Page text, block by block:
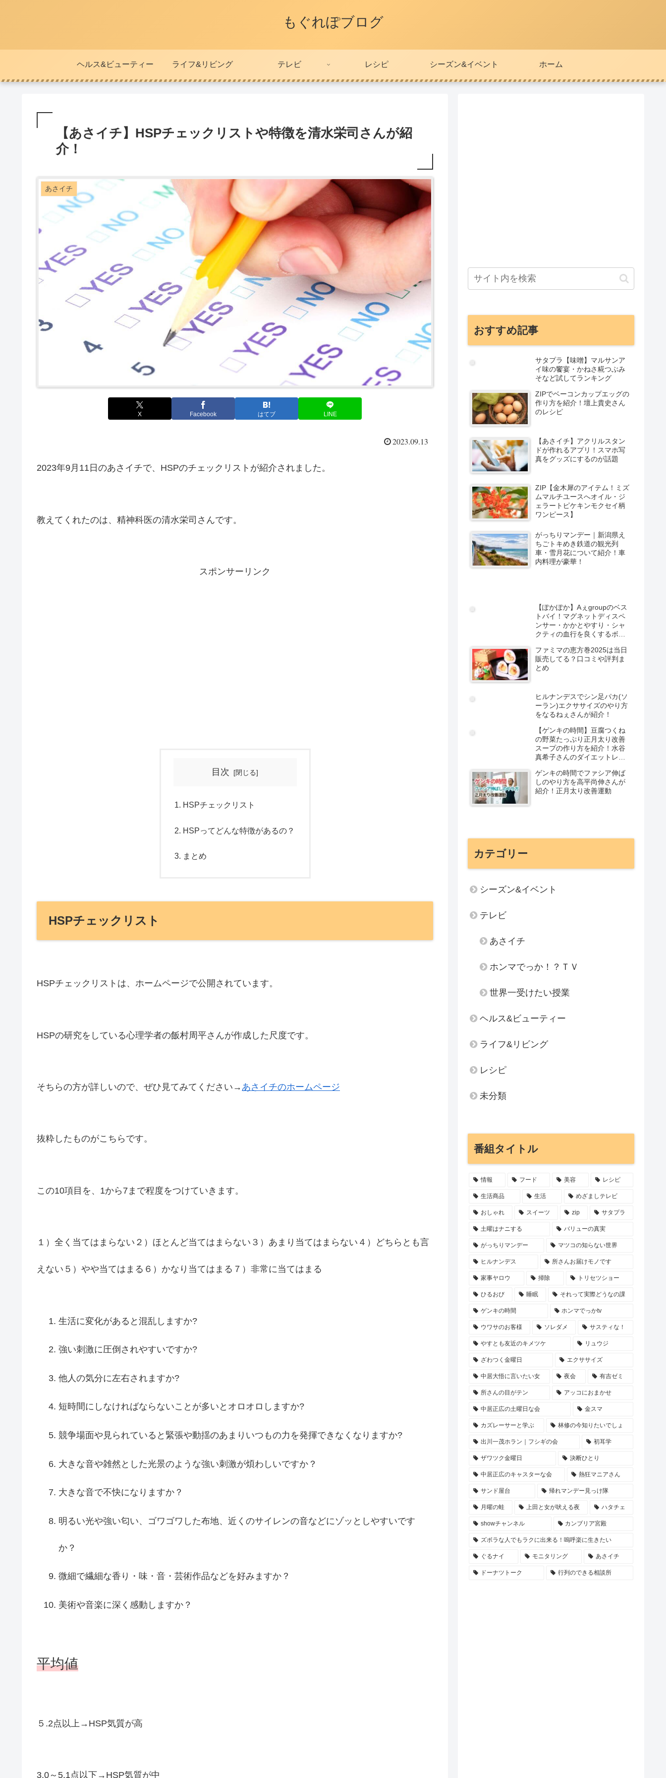
もぐれぽブログ
ヘルス&ビューティー ライフ&リビング テレビ レシピ シーズン&イベント ホーム
【あさイチ】HSPチェックリストや特徴を清水栄司さんが紹
介！
あさイチ
X Facebook はてブ LINE
2023.09.13
2023年9月11日のあさイチで、HSPのチェックリストが紹介されました。
教えてくれたのは、精神科医の清水栄司さんです。
スポンサーリンク
目次
HSPチェックリスト
HSPってどんな特徴があるの？
まとめ
HSPチェックリスト
HSPチェックリストは、ホームページで公開されています。
HSPの研究をしている心理学者の飯村周平さんが作成した尺度です。
そちらの方が詳しいので、ぜひ見てみてください→ あさイチのホームページ
抜粋したものがこちらです。
この10項目を、1から7まで程度をつけていきます。
１）全く当てはまらない２）ほとんど当てはまらない３）あまり当てはまらない４）どちらとも言
えない５）やや当てはまる６）かなり当てはまる７）非常に当てはまる
生活に変化があると混乱しますか?
強い刺激に圧倒されやすいですか?
他人の気分に左右されますか?
短時間にしなければならないことが多いとオロオロしますか?
競争場面や見られていると緊張や動揺のあまりいつもの力を発揮できなくなりますか?
大きな音や雑然とした光景のような強い刺激が煩わしいですか？
大きな音で不快になりますか？
明るい光や強い匂い、ゴワゴワした布地、近くのサイレンの音などにゾッとしやすいです
か？
微細で繊細な香り・味・音・芸術作品などを好みますか？
美術や音楽に深く感動しますか？
平均値
５.2点以上→HSP気質が高
3.0～5.1点以下→HSP気質が中
おすすめ記事
サタプラ【味噌】マルサンア
イ味の饗宴・かねさ糀つぶみ
そなど試してランキング
ZIPでベーコンカップエッグの
作り方を紹介！壇上貴史さん
のレシピ
【あさイチ】アクリルスタン
ドが作れるアプリ！スマホ写
真をグッズにするのが話題
ZIP【金木犀のアイテム！ミズ
ムマルチユースへオイル・ジ
ェラートピケキンモクセイ柄
ワンピース】
がっちりマンデー｜新潟県え
ちごトキめき鉄道の観光列
車・雪月花について紹介！車
内料理が豪華！
【ぽかぽか】Aぇgroupのベス
トバイ！マグネットディスペ
ンサー・かかとやすり・シャ
クティの血行を良くするボー
ファミマの恵方巻2025は当日
販売してる？口コミや評判ま
とめ
ヒルナンデスでシン足パカ(ソ
ーラン)エクササイズのやり方
をなるねぇさんが紹介！
【ゲンキの時間】豆腐つくね
の野菜たっぷり正月太り改善
スープの作り方を紹介！水谷
真希子さんのダイエットレシ
ゲンキの時間でファシア伸ば
しのやり方を高平尚伸さんが
紹介！正月太り改善運動
カテゴリー
シーズン&イベント
テレビ
あさイチ
ホンマでっか！？ＴＶ
世界一受けたい授業
ヘルス&ビューティー
ライフ&リビング
レシピ
未分類
番組タイトル
情報 フード 美容 レシピ
生活商品 生活 めざましテレビ
おしゃれ スイーツ zip サタプラ
土曜はナニする バリューの真実
がっちりマンデー マツコの知らない世界
ヒルナンデス 所さんお届けモノです
家事ヤロウ 掃除 トリセツショー
ひるおび 睡眠 それって実際どうなの課
ゲンキの時間 ホンマでっかtv
ウワサのお客様 ソレダメ サスティな！
やすとも友近のキメツケ リュウジ
ざわつく金曜日 エクササイズ
中居大悟に言いたい女 夜会 有吉ゼミ
所さんの目がテン アッコにおまかせ
中居正広の土曜日な会 金スマ
カズレーサーと学ぶ 林修の今知りたいでしょ
出川一茂ホラン｜フシギの会 初耳学
ザワツク金曜日 決断ひとり
中居正広のキャスターな会 熱狂マニアさん
サンド屋台 帰れマンデー見っけ隊
月曜の蛙 上田と女が吠える夜 ハタチェ
showチャンネル カンブリア宮殿
ズボラな人でもラクに出来る！嗚呼楽に生きたい
ぐるナイ モニタリング あさイチ
ドーナツトーク 行列のできる相談所